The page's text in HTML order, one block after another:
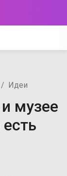
Идеи
музее